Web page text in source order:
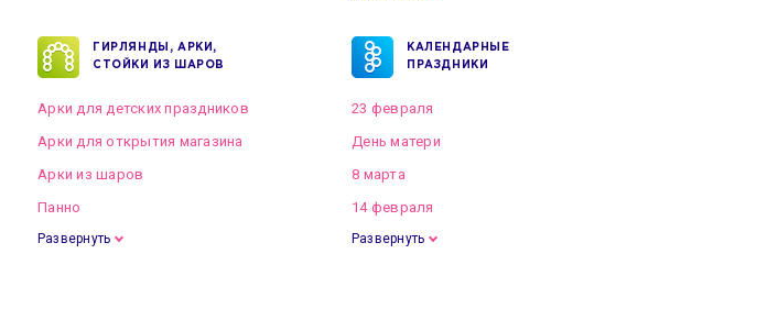
ГИРЛЯНДЫ, АРКИ,
СТОЙКИ ИЗ ШАРОВ
Арки для детских праздников
Арки для открытия магазина
Арки из шаров
Панно
Развернуть
КАЛЕНДАРНЫЕ
ПРАЗДНИКИ
23 февраля
День матери
8 марта
14 февраля
Развернуть